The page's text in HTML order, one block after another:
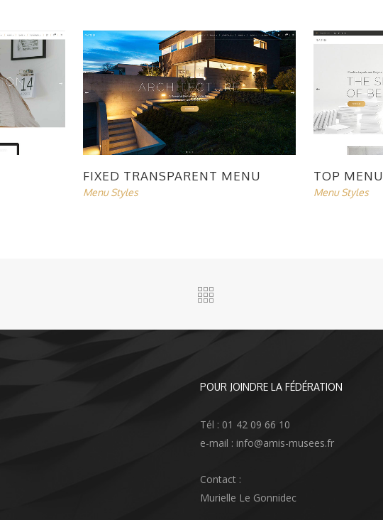
FIXED TRANSPARENT MENU
Menu Styles
TOP MENU
Menu Styles
POUR JOINDRE LA FÉDÉRATION
Tél : 01 42 09 66 10
e-mail : info@amis-musees.fr
Contact :
Murielle Le Gonnidec